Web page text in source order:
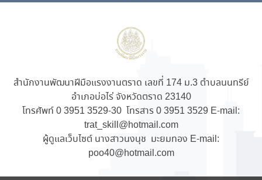
สำนักงานพัฒนาฝีมือแรงงานตราด เลขที่ 174 ม.3 ตำบลนนทรีย์
อำเภอบ่อไร่ จังหวัดตราด 23140
โทรศัพท์ 0 3951 3529-30 โทรสาร 0 3951 3529 E-mail:
trat_skill@hotmail.com
ผู้ดูแลเว็บไซต์ นางสาวนงนุช มะยมทอง E-mail:
poo40@hotmail.com